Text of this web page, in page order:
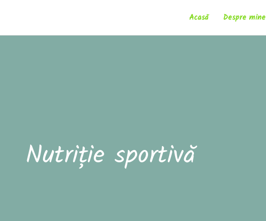
Acasă Despre mine
Nutriție sportivă